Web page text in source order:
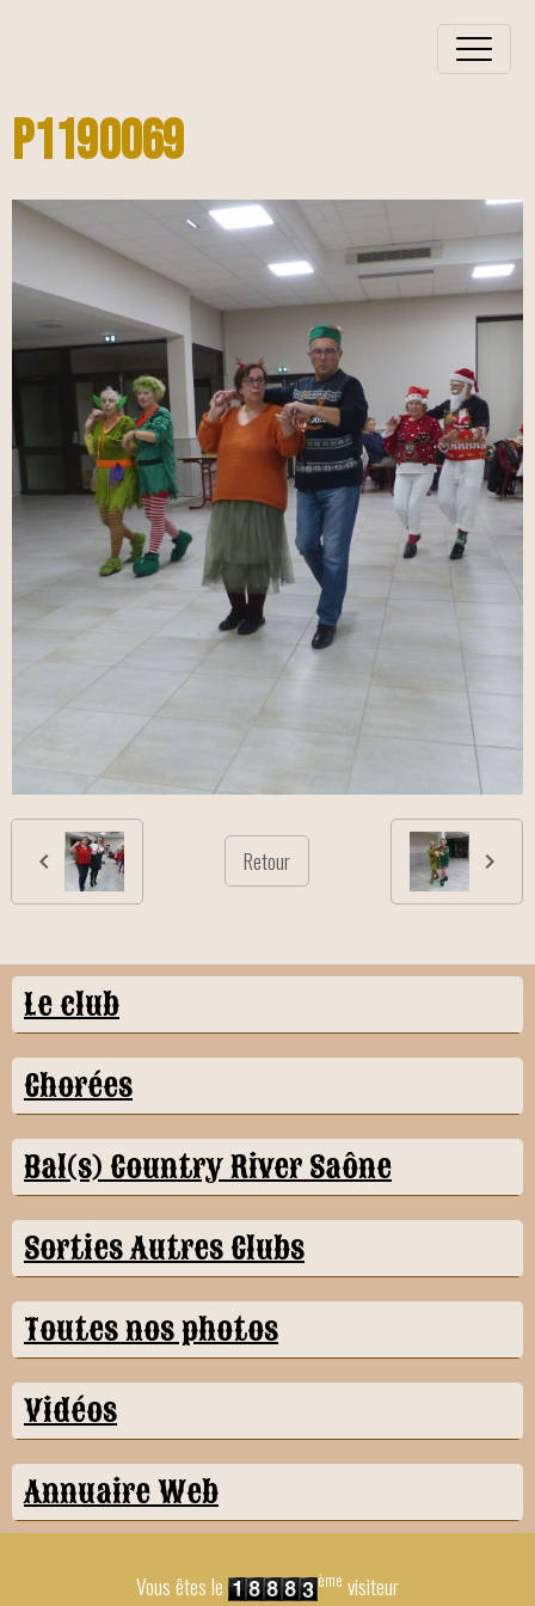
P1190069
Retour
Le club
Chorées
Bal(s) Country River Saône
Sorties Autres Clubs
Toutes nos photos
Vidéos
Annuaire Web
Vous êtes le ème visiteur